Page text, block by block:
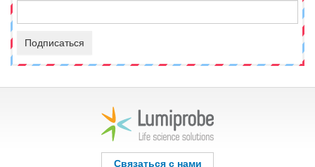
Подписаться
Связаться с нами